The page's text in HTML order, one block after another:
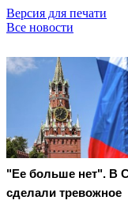
Версия для печати
Все новости
"Ее больше нет". В
сделали тревожное